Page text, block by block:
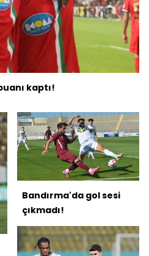
kaptı!
Bandırma'da gol sesi
çıkmadı!